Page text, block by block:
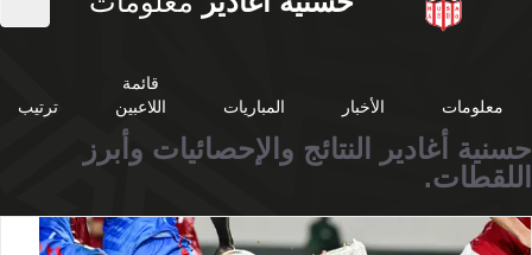
معلومات الأخبار المباريات
قائمة
اللاعبين
ترتيب
حسنية أغادير النتائج والإحصائيات وأبرز
اللقطات.